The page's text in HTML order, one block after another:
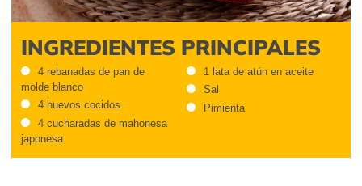
INGREDIENTES PRINCIPALES
4 rebanadas de pan de
molde blanco
4 huevos cocidos
4 cucharadas de mahonesa
japonesa
1 lata de atún en aceite
Sal
Pimienta